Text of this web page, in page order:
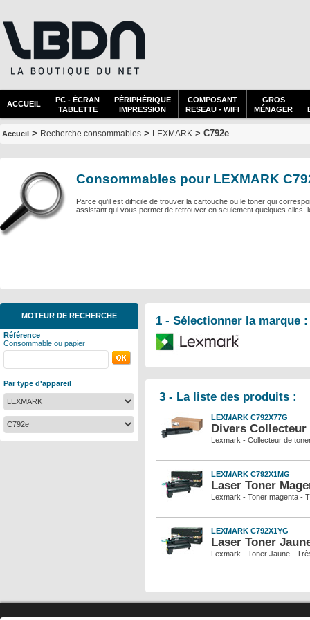
ACCUEIL
PC - ÉCRAN
TABLETTE
PÉRIPHÉRIQUE
IMPRESSION
COMPOSANT
RESEAU - WIFI
GROS
MÉNAGER
Accueil > Recherche consommables > LEXMARK > C792e
Consommables pour LEXMARK
Parce qu'il est difficile de trouver la cartouche ou le toner qui
assistant qui vous permet de retrouver en seulement quelques
MOTEUR DE RECHERCHE
Référence
Consommable ou papier
Par type d'appareil
1 - Sélectionner la marque :
3 - La liste des produits :
LEXMARK C792X77G
Divers Collecteur
Lexmark - Collecteur de
LEXMARK C792X1MG
Laser Toner
Lexmark - Toner magenta -
LEXMARK C792X1YG
Laser Toner
Lexmark - Toner Jaune -